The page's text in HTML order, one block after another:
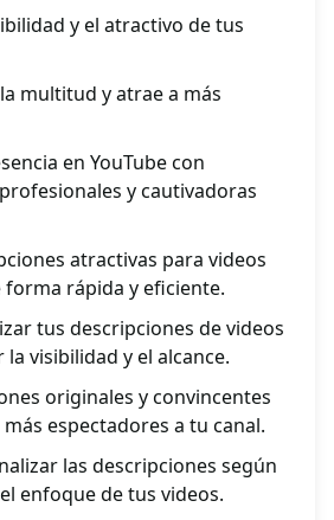
y el atractivo de tus
multitud y atrae a más
en YouTube con
y cautivadoras
atractivas para videos
forma rápida y eficiente.
tus descripciones de videos
visibilidad y el alcance.
originales y convincentes
espectadores a tu canal.
las descripciones según
enfoque de tus videos.